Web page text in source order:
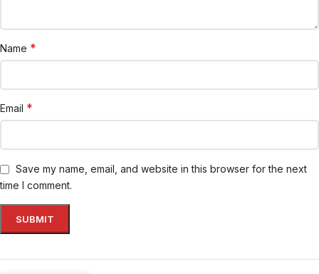
Name *
Email *
Save my name, email, and website in this browser for the next
time I comment.